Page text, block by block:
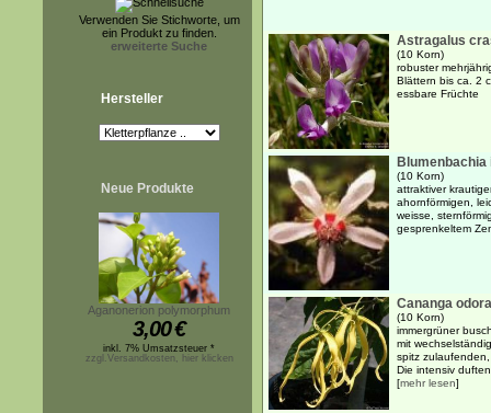
Verwenden Sie Stichworte, um
ein Produkt zu finden.
erweiterte Suche
Hersteller
Neue Produkte
Aganonerion polymorphum
3,00€
inkl. 7% Umsatzsteuer *
zzgl.Versandkosten, hier klicken
Astragalus
(10 Korn)
robuster
Blättern bis ca. 2
essbare Früchte
Blumenbachia
(10 Korn)
attraktiver
ahornförmigen,
weisse,
gesprenkeltem
Cananga
(10 Korn)
immergrüner
mit
spitz
Die intensiv
[mehr lesen]